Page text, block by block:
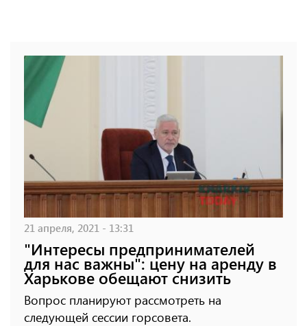
21 апреля, 2021 - 13:31
"Интересы предпринимателей
для нас важны": цену на аренду в
Харькове обещают снизить
Вопрос планируют рассмотреть на
следующей сессии горсовета.